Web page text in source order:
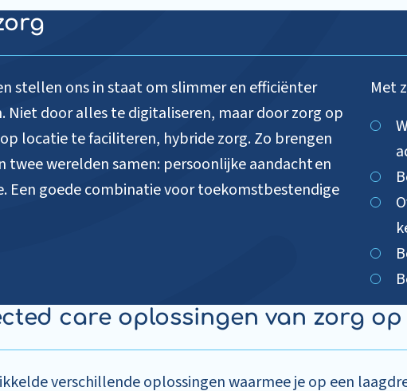
stellen ons in staat om slimmer en efficiënter
Niet door alles te digitaliseren, maar door zorg op
locatie te faciliteren, hybride zorg. Zo brengen
twee werelden samen: persoonlijke aandacht en
Een goede combinatie voor toekomstbestendige
Met
care oplossingen van zorg
verschillende oplossingen waarmee je op een